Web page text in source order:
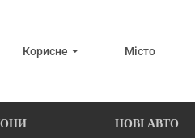
Корисне Місто
НОВІ АВТО